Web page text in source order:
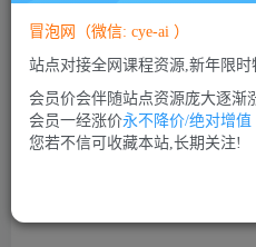
VIP会员 免费
立即
您当前未登录！
冒泡网（微信: cye-ai ）
站点对接全网课程资源,新年限时
会员价会伴随站点资源庞大逐渐
会员一经涨价永不降价/绝对增值
您若不信可收藏本站,长期关注!